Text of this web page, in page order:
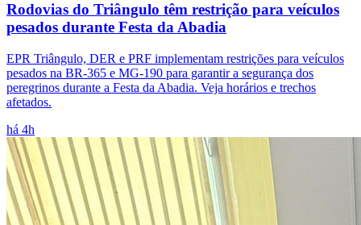
Rodovias do Triângulo têm restrição para veículos
pesados durante Festa da Abadia
EPR Triângulo, DER e PRF implementam restrições para veículos
pesados na BR-365 e MG-190 para garantir a segurança dos
peregrinos durante a Festa da Abadia. Veja horários e trechos
afetados.
há 4h